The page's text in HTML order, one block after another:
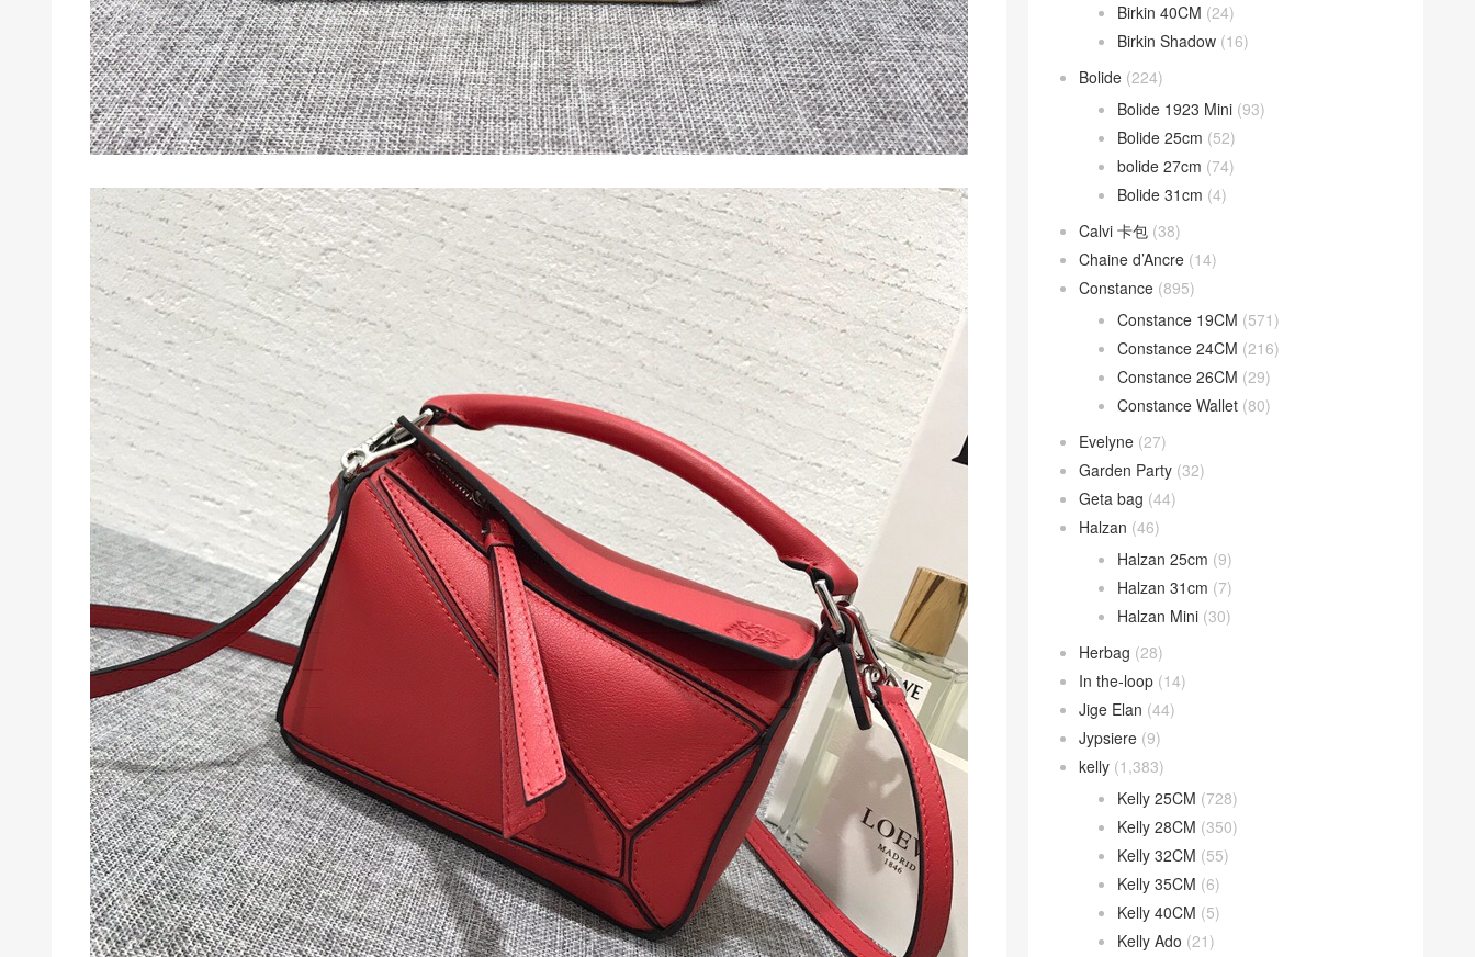
Birkin 40CM (24)
Birkin Shadow (16)
Bolide (224)
Bolide 1923 Mini (93)
Bolide 25cm (52)
bolide 27cm (74)
Bolide 31cm (4)
Calvi 卡包 (38)
Chaine d’Ancre (14)
Constance (895)
Constance 19CM (571)
Constance 24CM (216)
Constance 26CM (29)
Constance Wallet (80)
Evelyne (27)
Garden Party (32)
Geta bag (44)
Halzan (46)
Halzan 25cm (9)
Halzan 31cm (7)
Halzan Mini (30)
Herbag (28)
In the-loop (14)
Jige Elan (44)
Jypsiere (9)
kelly (1,383)
Kelly 25CM (728)
Kelly 28CM (350)
Kelly 32CM (55)
Kelly 35CM (6)
Kelly 40CM (5)
Kelly Ado (21)